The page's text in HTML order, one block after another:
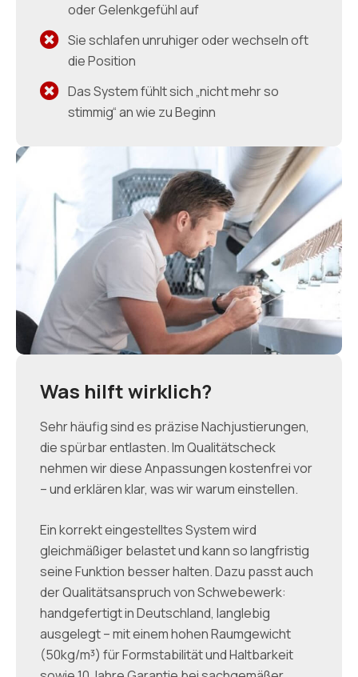
oder Gelenkgefühl auf
Sie schlafen unruhiger oder wechseln oft
die Position
Das System fühlt sich „nicht mehr so
stimmig“ an wie zu Beginn
Was hilft wirklich?
Sehr häufig sind es präzise Nachjustierungen,
die spürbar entlasten. Im Qualitätscheck
nehmen wir diese Anpassungen kostenfrei vor
– und erklären klar, was wir warum einstellen.
Ein korrekt eingestelltes System wird
gleichmäßiger belastet und kann so langfristig
seine Funktion besser halten. Dazu passt auch
der Qualitätsanspruch von Schwebewerk:
handgefertigt in Deutschland, langlebig
ausgelegt – mit einem hohen Raumgewicht
(50kg/m³) für Formstabilität und Haltbarkeit